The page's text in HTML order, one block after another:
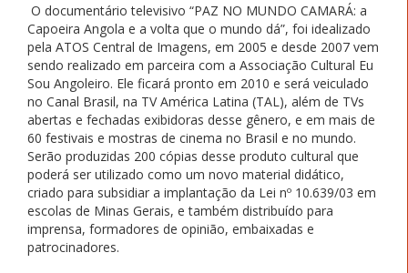
O documentário televisivo “PAZ NO MUNDO CAMARÁ: a
Capoeira Angola e a volta que o mundo dá”, foi idealizado
pela ATOS Central de Imagens, em 2005 e desde 2007 vem
sendo realizado em parceira com a Associação Cultural Eu
Sou Angoleiro. Ele ficará pronto em 2010 e será veiculado
no Canal Brasil, na TV América Latina (TAL), além de TVs
abertas e fechadas exibidoras desse gênero, e em mais de
60 festivais e mostras de cinema no Brasil e no mundo.
Serão produzidas 200 cópias desse produto cultural que
poderá ser utilizado como um novo material didático,
criado para subsidiar a implantação da Lei nº 10.639/03 em
escolas de Minas Gerais, e também distribuído para
imprensa, formadores de opinião, embaixadas e
patrocinadores.